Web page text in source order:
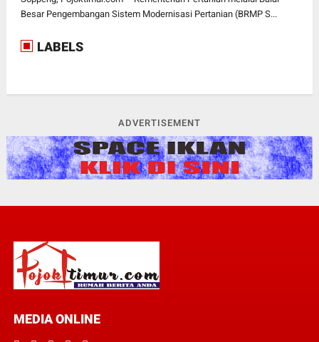
Besar Pengembangan Sistem Modernisasi Pertanian (BRMP S...
LABELS
ADVERTISEMENT
MEDIA ONLINE